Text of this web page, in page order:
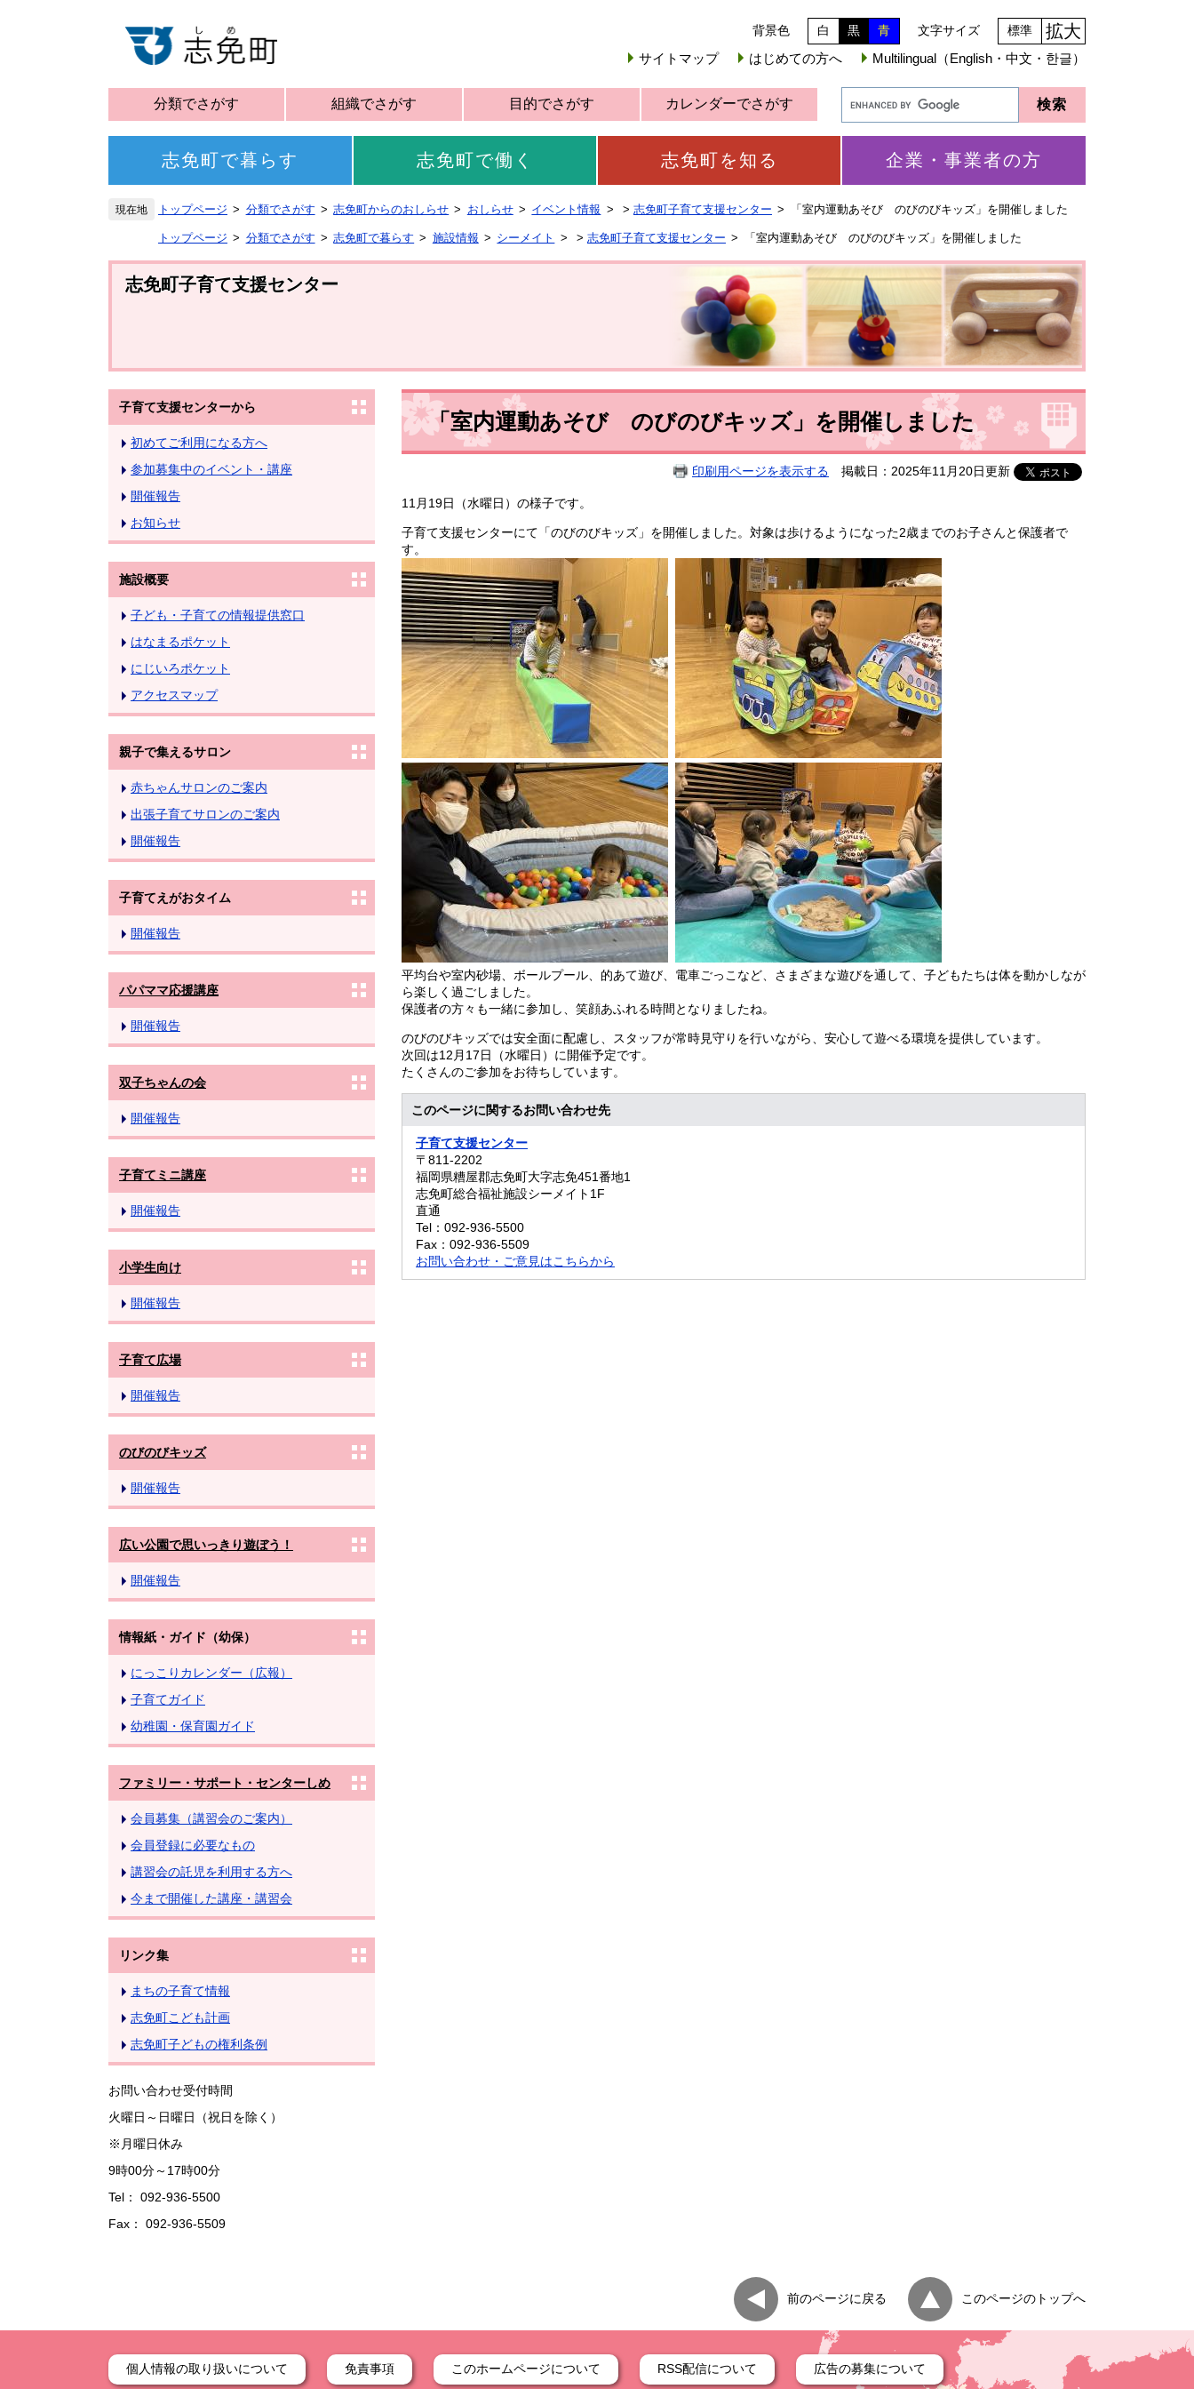
背景色 白 黒 青 文字サイズ 標準 拡大
サイトマップ はじめての方へ Multilingual（English・中文・한글）
分類でさがす 組織でさがす 目的でさがす カレンダーでさがす
志免町で暮らす 志免町で働く 志免町を知る 企業・事業者の方
トップページ 分類でさがす 志免町からのおしらせ おしらせ イベント情報 > 志免町子育て支援センター 「室内運動あそび のびのびキッズ」を開催しました
トップページ 分類でさがす 志免町で暮らす 施設情報 シーメイト > 志免町子育て支援センター 「室内運動あそび のびのびキッズ」を開催しました
志免町子育て支援センター
子育て支援センターから
初めてご利用になる方へ
参加募集中のイベント・講座
開催報告
お知らせ
施設概要
子ども・子育ての情報提供窓口
はなまるポケット
にじいろポケット
アクセスマップ
親子で集えるサロン
赤ちゃんサロンのご案内
出張子育てサロンのご案内
開催報告
子育てえがおタイム
開催報告
パパママ応援講座
開催報告
双子ちゃんの会
開催報告
子育てミニ講座
開催報告
小学生向け
開催報告
子育て広場
開催報告
のびのびキッズ
開催報告
広い公園で思いっきり遊ぼう！
開催報告
情報紙・ガイド（幼保）
にっこりカレンダー（広報）
子育てガイド
幼稚園・保育園ガイド
ファミリー・サポート・センターしめ
会員募集（講習会のご案内）
会員登録に必要なもの
講習会の託児を利用する方へ
今まで開催した講座・講習会
リンク集
まちの子育て情報
志免町こども計画
志免町子どもの権利条例
お問い合わせ受付時間
火曜日～日曜日（祝日を除く）
※月曜日休み
9時00分～17時00分
Tel： 092-936-5500
Fax： 092-936-5509
「室内運動あそび のびのびキッズ」を開催しました
印刷用ページを表示する 掲載日：2025年11月20日更新
11月19日（水曜日）の様子です。
子育て支援センターにて「のびのびキッズ」を開催しました。対象は歩けるようになった2歳までのお子さんと保護者で
す。
平均台や室内砂場、ボールプール、的あて遊び、電車ごっこなど、さまざまな遊びを通して、子どもたちは体を動かしなが
ら楽しく過ごしました。
保護者の方々も一緒に参加し、笑顔あふれる時間となりましたね。
のびのびキッズでは安全面に配慮し、スタッフが常時見守りを行いながら、安心して遊べる環境を提供しています。
次回は12月17日（水曜日）に開催予定です。
たくさんのご参加をお待ちしています。
このページに関するお問い合わせ先
子育て支援センター
〒811-2202
福岡県糟屋郡志免町大字志免451番地1
志免町総合福祉施設シーメイト1F
直通
Tel：092-936-5500
Fax：092-936-5509
お問い合わせ・ご意見はこちらから
前のページに戻る このページのトップへ
個人情報の取り扱いについて 免責事項 このホームページについて RSS配信について 広告の募集について